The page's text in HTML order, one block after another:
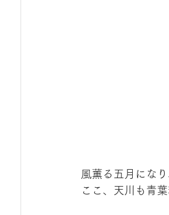
風薫る五月にな
ここ、天川も青